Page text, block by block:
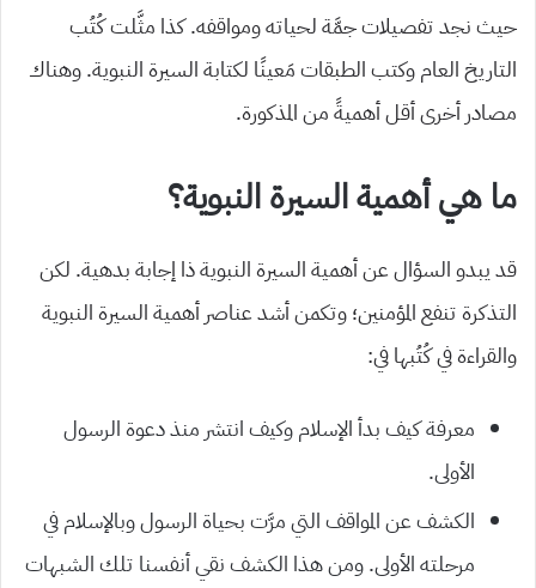
حيث نجد تفصيلات جمَّة لحياته ومواقفه. كذا مثَّلت كُتُب
التاريخ العام وكتب الطبقات مَعينًا لكتابة السيرة النبوية. وهناك
مصادر أخرى أقل أهميةً من المذكورة.
ما هي أهمية السيرة النبوية؟
قد يبدو السؤال عن أهمية السيرة النبوية ذا إجابة بدهية. لكن
التذكرة تنفع المؤمنين؛ وتكمن أشد عناصر أهمية السيرة النبوية
والقراءة في كُتُبها في:
معرفة كيف بدأ الإسلام وكيف انتشر منذ دعوة الرسول
الأولى.
الكشف عن المواقف التي مرَّت بحياة الرسول وبالإسلام في
مرحلته الأولى. ومن هذا الكشف نقي أنفسنا تلك الشبهات